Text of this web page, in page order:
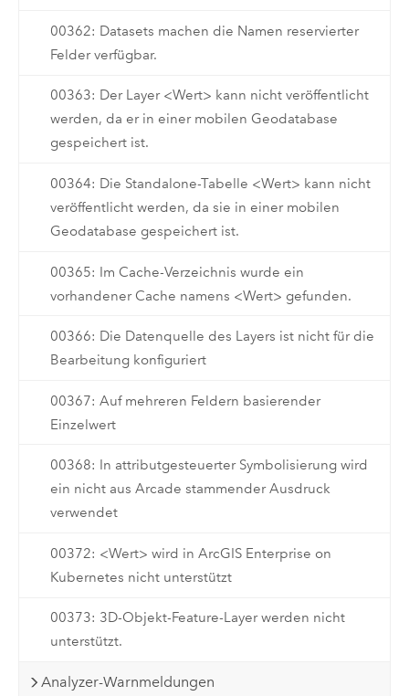
00362: Datasets machen die Namen reservierter
Felder verfügbar.
00363: Der Layer <Wert> kann nicht veröffentlicht
werden, da er in einer mobilen Geodatabase
gespeichert ist.
00364: Die Standalone-Tabelle <Wert> kann nicht
veröffentlicht werden, da sie in einer mobilen
Geodatabase gespeichert ist.
00365: Im Cache-Verzeichnis wurde ein
vorhandener Cache namens <Wert> gefunden.
00366: Die Datenquelle des Layers ist nicht für die
Bearbeitung konfiguriert
00367: Auf mehreren Feldern basierender
Einzelwert
00368: In attributgesteuerter Symbolisierung wird
ein nicht aus Arcade stammender Ausdruck
verwendet
00372: <Wert> wird in ArcGIS Enterprise on
Kubernetes nicht unterstützt
00373: 3D-Objekt-Feature-Layer werden nicht
unterstützt.
Analyzer-Warnmeldungen